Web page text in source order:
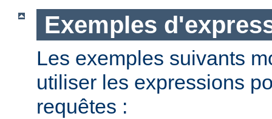
Exemples
Les exemples suivants
utiliser les expressions
requêtes :